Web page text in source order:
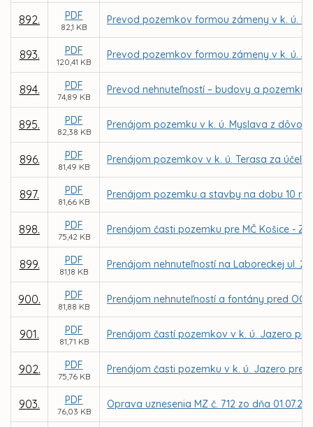
892. PDF
82,1 KB
Prevod pozemkov formou zámeny v k. ú.
893. PDF
120,41 KB
Prevod pozemkov formou zámeny v k. ú.
894. PDF
74,89 KB
Prevod nehnuteľností – budovy a
895. PDF
82,38 KB
Prenájom pozemku v k. ú. Myslava z
896. PDF
81,49 KB
Prenájom pozemkov v k. ú. Terasa za
897. PDF
81,66 KB
Prenájom pozemku a stavby na dobu 10
898. PDF
75,42 KB
Prenájom časti pozemku pre MČ Košice -
899. PDF
81,18 KB
Prenájom nehnuteľností na Laboreckej ul. 2
900. PDF
81,88 KB
Prenájom nehnuteľností a fontány pred OC
901. PDF
81,71 KB
Prenájom častí pozemkov v k. ú. Jazero
902. PDF
75,76 KB
Prenájom časti pozemku v k. ú. Jazero pre
903. PDF
76,03 KB
Oprava uznesenia MZ č. 712 zo dňa